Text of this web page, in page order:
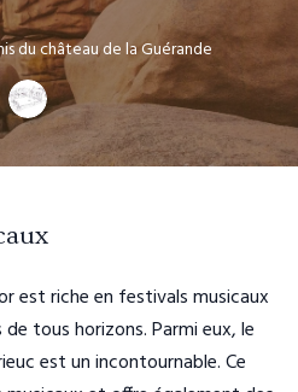
du château de la Guérande
est riche en festivals musicaux
tous horizons. Parmi eux, le
est un incontournable. Ce